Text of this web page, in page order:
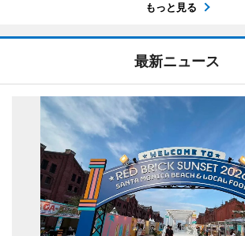
もっと見る
最新ニュース